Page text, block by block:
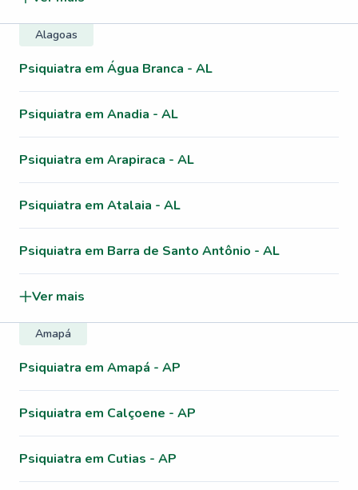
Alagoas
Psiquiatra em Água Branca - AL
Psiquiatra em Anadia - AL
Psiquiatra em Arapiraca - AL
Psiquiatra em Atalaia - AL
Psiquiatra em Barra de Santo Antônio - AL
Ver mais
Amapá
Psiquiatra em Amapá - AP
Psiquiatra em Calçoene - AP
Psiquiatra em Cutias - AP